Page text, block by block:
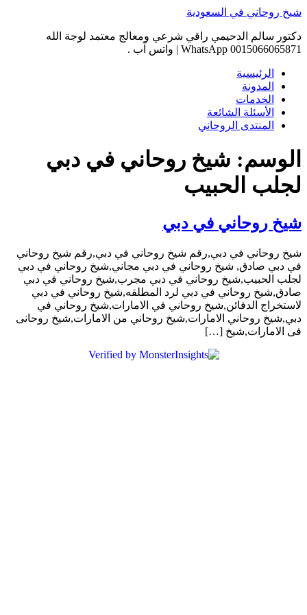
Skip
content
شيخ روحاني في السعودية
دكتور سالم الدحيمي راقي شرعي ومعالج معتمد لوجة الله
0015066065871 WhatsApp | واتس آب .
الرئيسية
المدونة
الخدمات
الأسئلة الشائعة
المنتدى الروحاني
الوسم: شيخ روحاني في دبي
لجلب الحبيب
شيخ روحاني في دبي
شيخ روحاني في دبي,رقم شيخ روحاني في دبي,رقم شيخ روحاني
في دبي صادق, شيخ روحاني في دبي مجاني,شيخ روحاني في دبي
لجلب الحبيب,شيخ روحاني في دبي مجرب,شيخ روحاني في دبي
صادق,شيخ روحاني في دبي لرد المطلقه,شيخ روحاني في دبي
لاستخراج الدفائن,شيخ روحاني في الامارات,شيخ روحاني في
دبي,شيخ روحاني الامارات,شيخ روحاني من الامارات,شيخ روحانى
فى الامارات,شيخ […]